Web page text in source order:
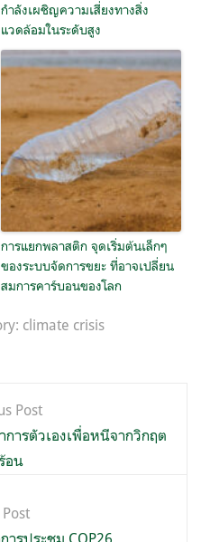
กำลังเผชิญความเสี่ยงทางสิ่ง
แวดล้อมในระดับสูง
การแยกพลาสติก จุดเริ่มต้นเล็กๆ
ของระบบจัดการขยะ ที่อาจเปลี่ยน
สมการคาร์บอนของโลก
climate crisis
Post
ารตัวเองเพื่อหนีจากวิกฤต
อน